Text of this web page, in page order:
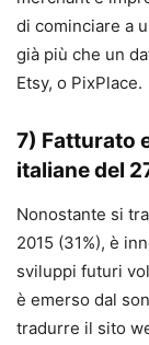
di cominciare a
già più che un
Etsy, o PixPlace.
7) Fatturato
italiane del
Nonostante si
2015 (31%), è
sviluppi futuri
è emerso dal
tradurre il sito